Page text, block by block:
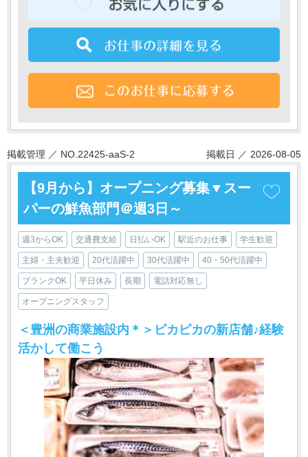
掲載管理 ／ NO.22425-aaS-2 掲載日 ／ 2026-08-05
【9月から】オープニング募集▼スー
パーの鮮魚部門＠週3日～
週3からOK 交通費支給 日払いOK 駅近のお仕事 学生歓迎
主婦・主夫歓迎 20代活躍中 30代活躍中 40・50代活躍中
ブランクOK 平日休み 長期 電話対応無し
オープニングスタッフ
＜豊洲の商業施設内＊＞ピカピカの新店舗♪経験
活かして働こう